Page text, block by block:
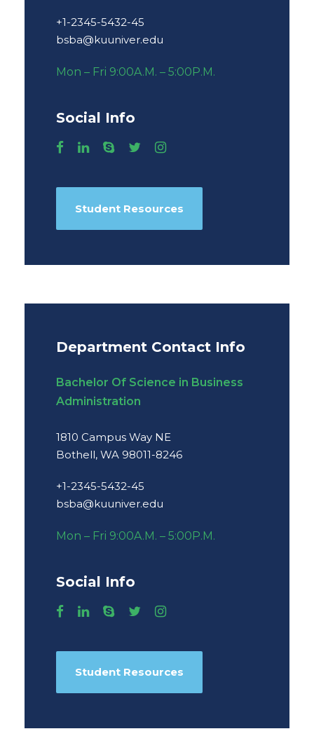
+1-2345-5432-45
bsba@kuuniver.edu
Mon – Fri 9:00A.M. – 5:00P.M.
Social Info
Student Resources
Department Contact Info
Bachelor Of Science in Business
Administration
1810 Campus Way NE
Bothell, WA 98011-8246
+1-2345-5432-45
bsba@kuuniver.edu
Mon – Fri 9:00A.M. – 5:00P.M.
Social Info
Student Resources